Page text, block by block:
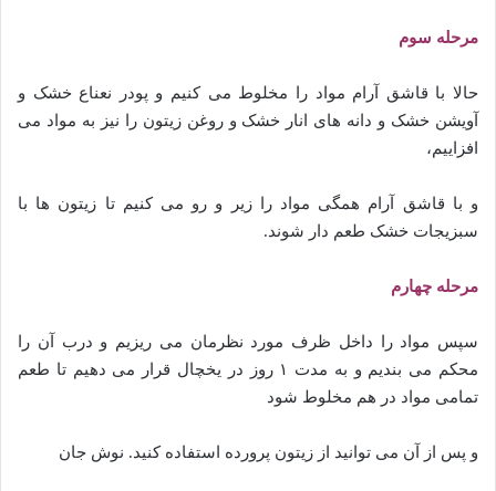
مرحله سوم
حالا با قاشق آرام مواد را مخلوط می کنیم و پودر نعناع خشک و
آویشن خشک و دانه های انار خشک و روغن زیتون را نیز به مواد می
افزاییم،
و با قاشق آرام همگی مواد را زیر و رو می کنیم تا زیتون ها با
سبزیجات خشک طعم دار شوند.
مرحله چهارم
سپس مواد را داخل ظرف مورد نظرمان می ریزیم و درب آن را
محکم می بندیم و به مدت ۱ روز در یخچال قرار می دهیم تا طعم
تمامی مواد در هم مخلوط شود
و پس از آن می توانید از زیتون پرورده استفاده کنید. نوش جان